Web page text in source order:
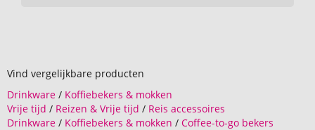
Vind vergelijkbare producten
Drinkware / Koffiebekers & mokken
Vrije tijd / Reizen & Vrije tijd / Reis accessoires
Drinkware / Koffiebekers & mokken / Coffee-to-go bekers